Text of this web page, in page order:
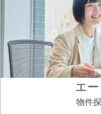
エ
物件